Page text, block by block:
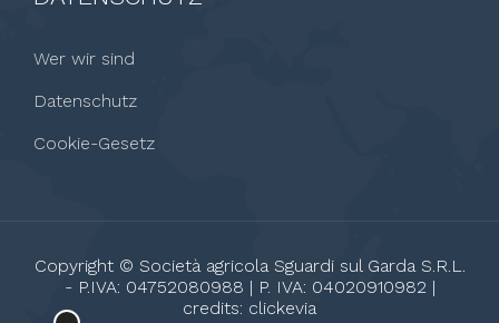
Wer wir sind
Datenschutz
Cookie-Gesetz
Copyright © Società agricola Sguardi sul Garda S.R.L.
- P.IVA: 04752080988 | P. IVA: 04020910982 |
credits: clickevia